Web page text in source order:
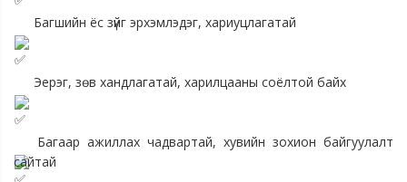
Багшийн ёс зүйг эрхэмлэдэг, хариуцлагатай
Эерэг, зөв хандлагатай, харилцааны соёлтой байх
Багаар ажиллах чадвартай, хувийн зохион байгуулалт
сайтай